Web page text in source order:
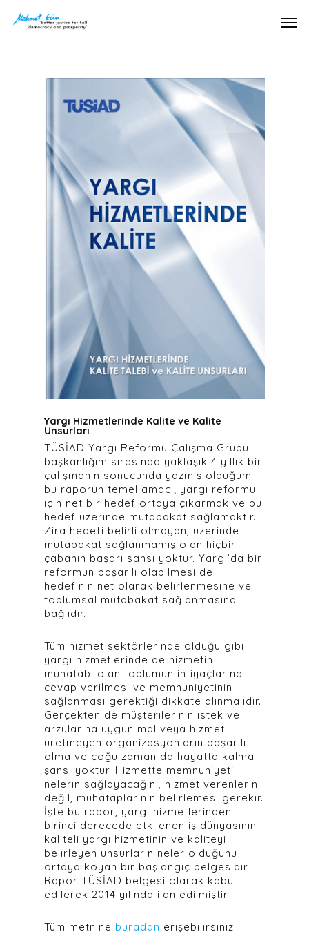
Yargı Hizmetlerinde Kalite ve Kalite
Unsurları
TÜSİAD Yargı Reformu Çalışma Grubu
başkanlığım sırasında yaklaşık 4 yıllık bir
çalışmanın sonucunda yazmış olduğum
bu raporun temel amacı; yargı reformu
için net bir hedef ortaya çıkarmak ve bu
hedef üzerinde mutabakat sağlamaktır.
Zira hedefi belirli olmayan, üzerinde
mutabakat sağlanmamış olan hiçbir
çabanın başarı sansı yoktur. Yargı’da bir
reformun başarılı olabilmesi de
hedefinin net olarak belirlenmesine ve
toplumsal mutabakat sağlanmasına
bağlıdır.
Tüm hizmet sektörlerinde olduğu gibi
yargı hizmetlerinde de hizmetin
muhatabı olan toplumun ihtiyaçlarına
cevap verilmesi ve memnuniyetinin
sağlanması gerektiği dikkate alınmalıdır.
Gerçekten de müşterilerinin istek ve
arzularına uygun mal veya hizmet
üretmeyen organizasyonların başarılı
olma ve çoğu zaman da hayatta kalma
şansı yoktur. Hizmette memnuniyeti
nelerin sağlayacağını, hizmet verenlerin
değil, muhataplarının belirlemesi gerekir.
İşte bu rapor, yargı hizmetlerinden
birinci derecede etkilenen iş dünyasının
kaliteli yargı hizmetinin ve kaliteyi
belirleyen unsurların neler olduğunu
ortaya koyan bir başlangıç belgesidir.
Rapor TÜSİAD belgesi olarak kabul
edilerek 2014 yılında ilan edilmiştir.
Tüm metnine buradan erişebilirsiniz.